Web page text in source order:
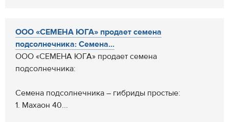
ООО «СЕМЕНА ЮГА» продает семена
подсолнечника: Семена...
ООО «СЕМЕНА ЮГА» продает семена
подсолнечника:
Семена подсолнечника – гибриды простые:
1. Махаон 40...